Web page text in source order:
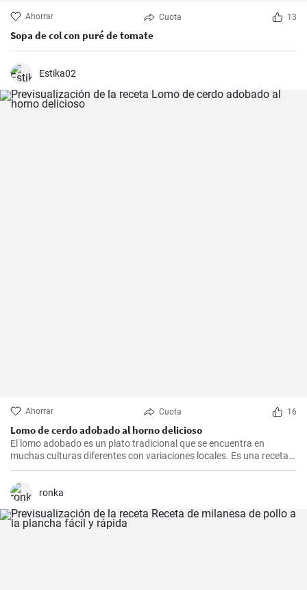
Ahorrar Cuota 13
Sopa de col con puré de tomate
Estika02
Ahorrar Cuota 16
Lomo de cerdo adobado al horno delicioso
El lomo adobado es un plato tradicional que se encuentra en
muchas culturas diferentes con variaciones locales. Es una receta
sencilla y deliciosa que consiste en una pieza jugosa de lomo de
cerdo marinado (adobado) en una mezcla de especias, vinagre y ajo
antes de ser asado hasta quedar tierno y sabroso. Es excelente
ronka